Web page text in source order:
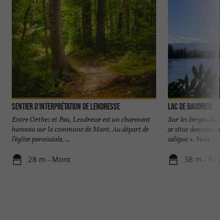
Sentier d’interprétation de Lendresse
Entre Orthez et Pau, Lendresse est un charmant
hameau sur la commune de Mont. Au départ de
l’église paroissiale, ...
28 m - Mont
Lac De Baudreix
Sur les berges du
se situe dans un
saligue ». Vous ...
38 m -